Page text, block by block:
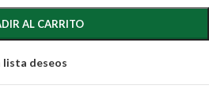
AL CARRITO
lista deseos